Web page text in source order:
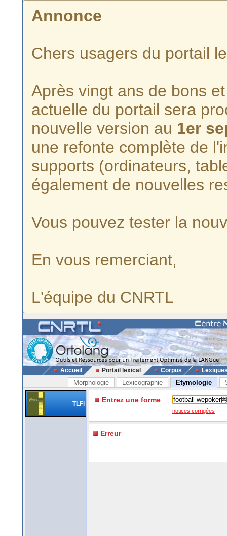
Annonce
Chers usagers du portail
Après vingt ans de bons
actuelle du portail sera
nouvelle version au 1er
une refonte complète de
supports (ordinateurs,
également de nouvelles
Vous pouvez tester la
En vous remerciant,
L'équipe du CNRTL
Accueil Portail lexical Corpus
Morphologie Lexicographie Etymologie
TLFi Entrez une forme
notices corrigées
Erreur